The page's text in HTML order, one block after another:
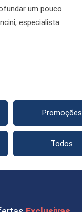
um pouco
especialista
Promoções
Todos